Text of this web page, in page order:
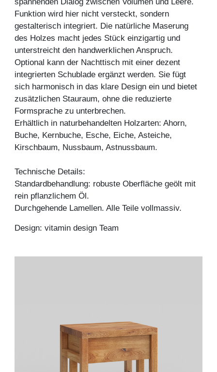
Funktion wird hier nicht versteckt, sondern
gestalterisch integriert. Die natürliche Maserung
des Holzes macht jedes Stück einzigartig und
unterstreicht den handwerklichen Anspruch.
Optional kann der Nachttisch mit einer dezent
integrierten Schublade ergänzt werden. Sie fügt
sich harmonisch in das klare Design ein und bietet
zusätzlichen Stauraum, ohne die reduzierte
Formsprache zu unterbrechen.
Erhältlich in naturbehandelten Holzarten: Ahorn,
Buche, Kernbuche, Esche, Eiche, Asteiche,
Kirschbaum, Nussbaum, Astnussbaum.
Technische Details:
Standardbehandlung: robuste Oberfläche geölt mit
rein pflanzlichem Öl.
Durchgehende Lamellen. Alle Teile vollmassiv.
Design: vitamin design Team